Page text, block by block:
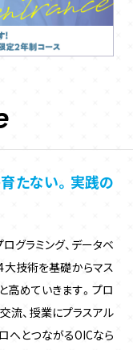
たない。実践の
グラミング、データベ
4大技術を基礎からマス
高めていきます。プロ
流、授業にプラスアル
へとつながるOICなら